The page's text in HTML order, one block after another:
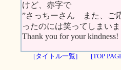
けど、赤字で
”さっちーさん また、ご
ったのには笑ってしまい
Thank you for your kindness!
[タイトル一覧] [TOP